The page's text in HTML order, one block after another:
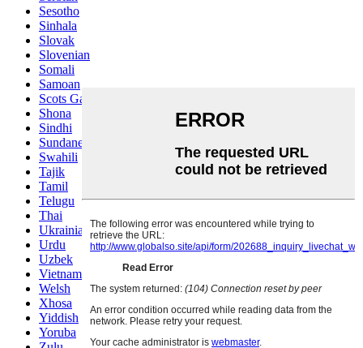
Sesotho
Sinhala
Slovak
Slovenian
Somali
Samoan
Scots Gaelic
Shona
Sindhi
Sundanese
Swahili
Tajik
Tamil
Telugu
Thai
Ukrainian
Urdu
Uzbek
Vietnamese
Welsh
Xhosa
Yiddish
Yoruba